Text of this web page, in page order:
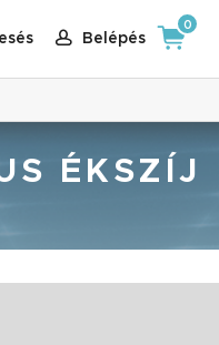
Belépés
0
ÉKSZÍJ